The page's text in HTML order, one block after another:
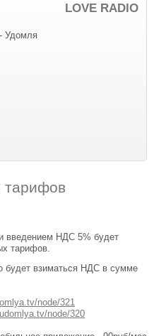
LOVE RADIO
тарифов
введением НДС 5% будет
тарифов.
будет взиматься НДС в сумме
node/321
node/320